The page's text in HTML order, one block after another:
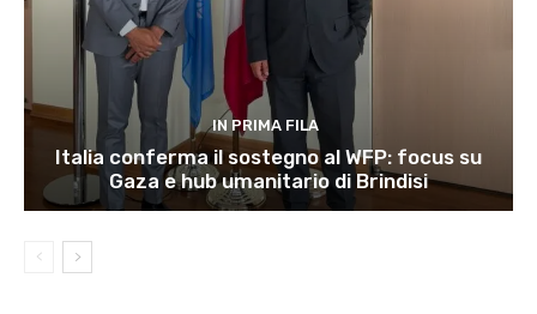
IN PRIMA FILA
Italia conferma il sostegno al WFP: focus su
Gaza e hub umanitario di Brindisi